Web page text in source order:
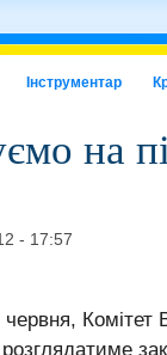
Інструментар
на
- 17:57
Комітет